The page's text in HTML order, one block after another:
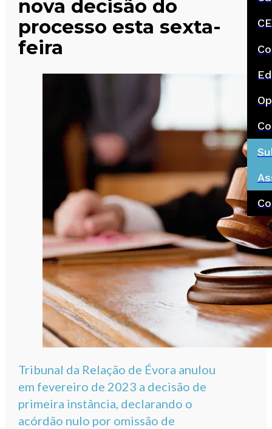
nova decisão do
processo esta sexta-
feira
Tribunal da Relação de Évora anulou
em fevereiro de 2023 a decisão de
primeira instância, declarando o
acórdão nulo por omissão de